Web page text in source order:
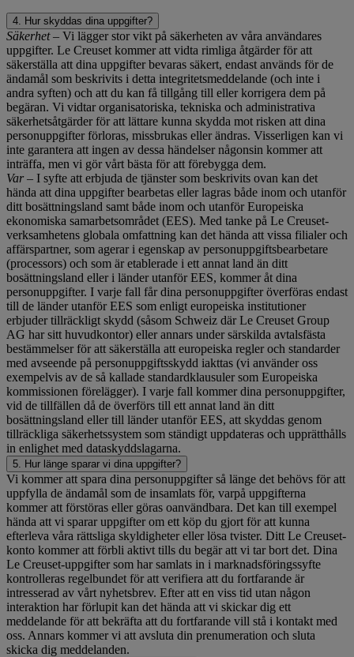
4. Hur skyddas dina uppgifter?
Säkerhet– Vi lägger stor vikt på säkerheten av våra användares
uppgifter. Le Creuset kommer att vidta rimliga åtgärder för att
säkerställa att dina uppgifter bevaras säkert, endast används för de
ändamål som beskrivits i detta integritetsmeddelande (och inte i
andra syften) och att du kan få tillgång till eller korrigera dem på
begäran. Vi vidtar organisatoriska, tekniska och administrativa
säkerhetsåtgärder för att lättare kunna skydda mot risken att dina
personuppgifter förloras, missbrukas eller ändras. Visserligen kan vi
inte garantera att ingen av dessa händelser någonsin kommer att
inträffa, men vi gör vårt bästa för att förebygga dem.
Var– I syfte att erbjuda de tjänster som beskrivits ovan kan det
hända att dina uppgifter bearbetas eller lagras både inom och utanför
ditt bosättningsland samt både inom och utanför Europeiska
ekonomiska samarbetsområdet (EES). Med tanke på Le Creuset-
verksamhetens globala omfattning kan det hända att vissa filialer och
affärspartner, som agerar i egenskap av personuppgiftsbearbetare
(processors) och som är etablerade i ett annat land än ditt
bosättningsland eller i länder utanför EES, kommer åt dina
personuppgifter. I varje fall får dina personuppgifter överföras endast
till de länder utanför EES som enligt europeiska institutioner
erbjuder tillräckligt skydd (såsom Schweiz där Le Creuset Group
AG har sitt huvudkontor) eller annars under särskilda avtalsfästa
bestämmelser för att säkerställa att europeiska regler och standarder
med avseende på personuppgiftsskydd iakttas (vi använder oss
exempelvis av de så kallade standardklausuler som Europeiska
kommissionen förelägger). I varje fall kommer dina personuppgifter,
vid de tillfällen då de överförs till ett annat land än ditt
bosättningsland eller till länder utanför EES, att skyddas genom
tillräckliga säkerhetssystem som ständigt uppdateras och upprätthålls
in enlighet med dataskyddslagarna.
5. Hur länge sparar vi dina uppgifter?
Vi kommer att spara dina personuppgifter så länge det behövs för att
uppfylla de ändamål som de insamlats för, varpå uppgifterna
kommer att förstöras eller göras oanvändbara. Det kan till exempel
hända att vi sparar uppgifter om ett köp du gjort för att kunna
efterleva våra rättsliga skyldigheter eller lösa tvister. Ditt Le Creuset-
konto kommer att förbli aktivt tills du begär att vi tar bort det. Dina
Le Creuset-uppgifter som har samlats in i marknadsföringssyfte
kontrolleras regelbundet för att verifiera att du fortfarande är
intresserad av vårt nyhetsbrev. Efter att en viss tid utan någon
interaktion har förlupit kan det hända att vi skickar dig ett
meddelande för att bekräfta att du fortfarande vill stå i kontakt med
oss. Annars kommer vi att avsluta din prenumeration och sluta
skicka dig meddelanden.